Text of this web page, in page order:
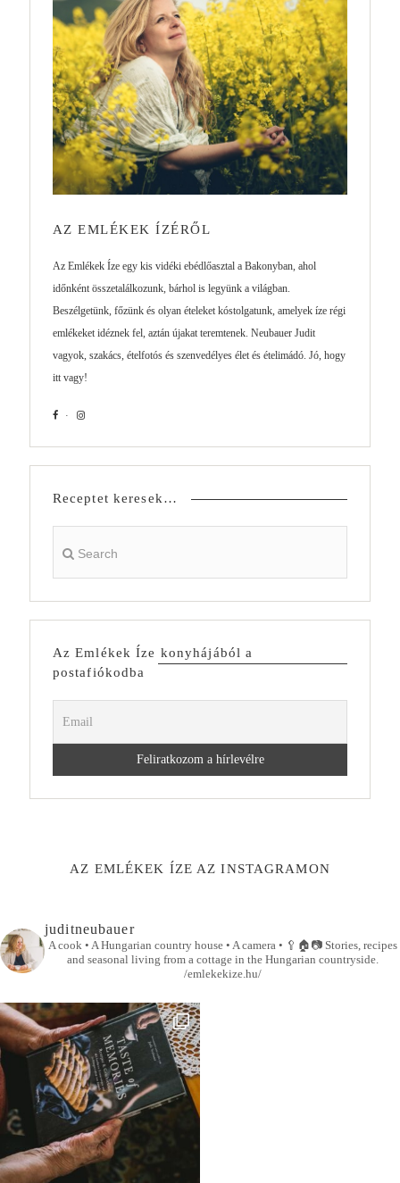
AZ EMLÉKEK ÍZÉRŐL
Az Emlékek Íze egy kis vidéki ebédlőasztal a Bakonyban, ahol
időnként összetalálkozunk, bárhol is legyünk a világban.
Beszélgetünk, főzünk és olyan ételeket kóstolgatunk, amelyek íze régi
emlékeket idéznek fel, aztán újakat teremtenek. Neubauer Judit
vagyok, szakács, ételfotós és szenvedélyes élet és ételimádó. Jó, hogy
itt vagy!
Receptet keresek…
Az Emlékek Íze konyhájából a
postafiókodba
AZ EMLÉKEK ÍZE AZ INSTAGRAMON
juditneubauer
A cook • A Hungarian country house • A camera • 🥄🏠📷Stories, recipes
and seasonal living from a cottage in the Hungarian countryside.
/emlekekize.hu/